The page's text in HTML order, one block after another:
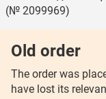
(№ 2099969)
Old order
The order was
have lost its